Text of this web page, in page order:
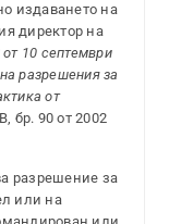
издаването на
директор на
10 септември
разрешения за
от
бр. 90 от 2002
разрешение за
или на